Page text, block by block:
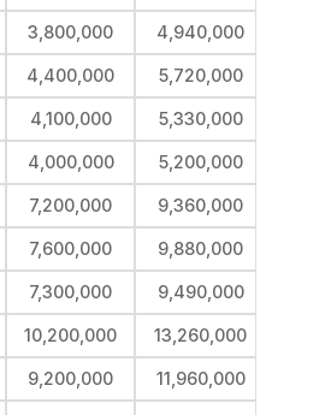
3,800,000 4,940,000
4,400,000 5,720,000
4,100,000 5,330,000
4,000,000 5,200,000
7,200,000 9,360,000
7,600,000 9,880,000
7,300,000 9,490,000
10,200,000 13,260,000
9,200,000 11,960,000